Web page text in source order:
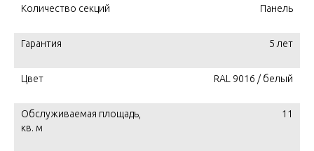
Количество секций Панель
Гарантия 5 лет
Цвет RAL 9016 / белый
Обслуживаемая площадь,
кв. м
11